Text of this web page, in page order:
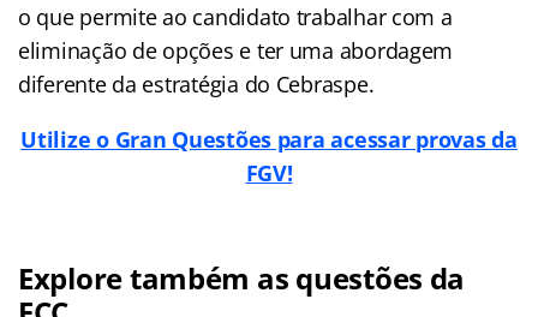
o que permite ao candidato trabalhar com a
eliminação de opções e ter uma abordagem
diferente da estratégia do Cebraspe.
Utilize o Gran Questões para acessar provas da
FGV!
Explore também as questões da